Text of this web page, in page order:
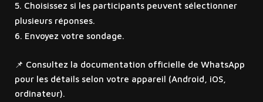
Choisissez si les participants peuvent sélectionner
plusieurs réponses.
Envoyez votre sondage.
📌 Consultez la documentation officielle de WhatsApp
pour les détails selon votre appareil (Android, iOS,
ordinateur).